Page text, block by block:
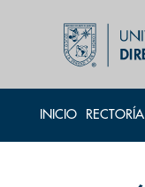
INICIO RECTORÍA